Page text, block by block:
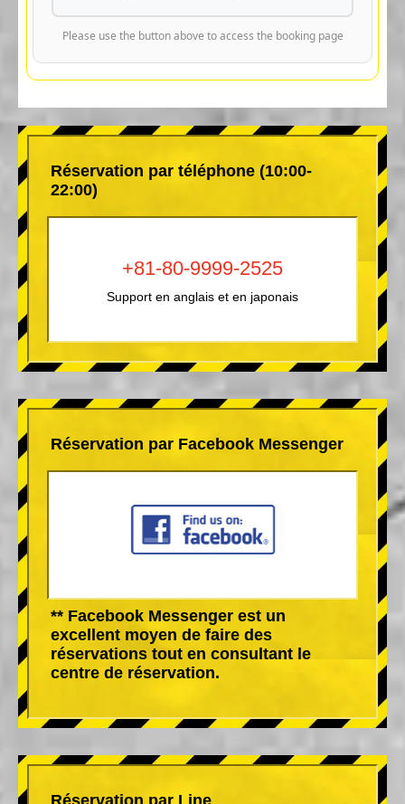
Please use the button above to access the booking page
Réservation par téléphone (10:00-
22:00)
+81-80-9999-2525
Support en anglais et en japonais
Réservation par Facebook Messenger
** Facebook Messenger est un
excellent moyen de faire des
réservations tout en consultant le
centre de réservation.
Réservation par Line